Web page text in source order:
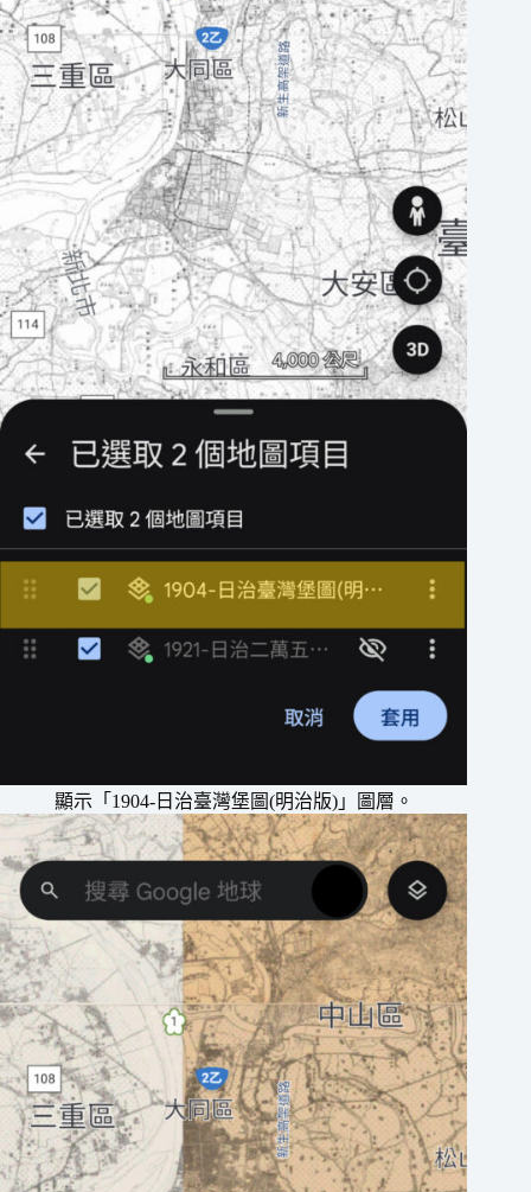
顯示「1904-日治臺灣堡圖(明治版)」圖層。